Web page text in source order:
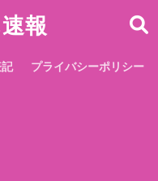
報
プライバシーポリシー